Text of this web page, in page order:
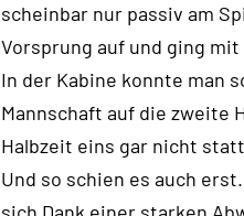
scheinbar nur passiv am
Vorsprung auf und ging
In der Kabine konnte man
Mannschaft auf die zweite
Halbzeit eins gar nicht
Und so schien es auch